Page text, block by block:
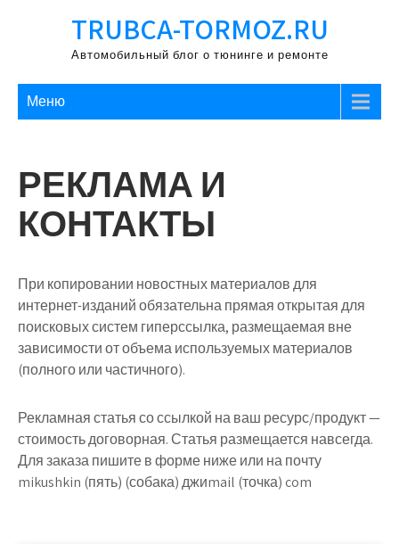
содержимому
TRUBCA-TORMOZ.RU
Автомобильный блог о тюнинге и ремонте
Меню
РЕКЛАМА И
КОНТАКТЫ
При копировании новостных материалов для
интернет-изданий обязательна прямая открытая для
поисковых систем гиперссылка, размещаемая вне
зависимости от объема используемых материалов
(полного или частичного).
Рекламная статья со ссылкой на ваш ресурс/продукт —
стоимость договорная. Статья размещается навсегда.
Для заказа пишите в форме ниже или на почту
mikushkin (пять) (собака) джиmail (точка) com